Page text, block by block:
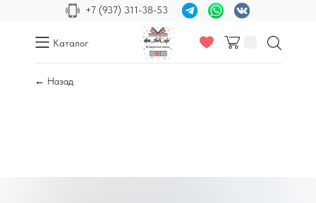
+7 (937) 311-38-53
Каталог
← Назад